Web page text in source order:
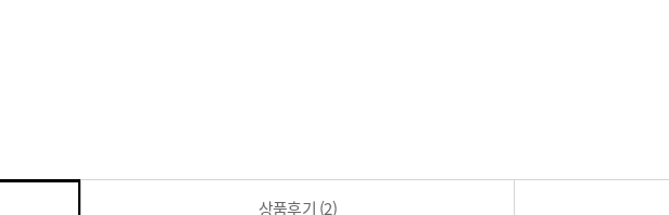
상품후기 (2)